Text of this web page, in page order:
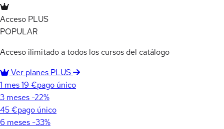
Acceso PLUS
POPULAR
Acceso ilimitado a todos los cursos del catálogo
Ver planes PLUS
1 mes19 €pago único
3 meses -22%
45 €pago único
6 meses -33%